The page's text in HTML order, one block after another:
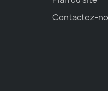
Contactez-